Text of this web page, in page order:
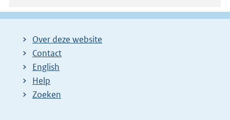
Over deze website
Contact
English
Help
Zoeken